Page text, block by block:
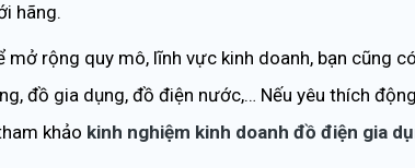
hãng.
rộng quy mô, lĩnh vực kinh doanh, bạn cũng
đồ gia dụng, đồ điện nước,… Nếu yêu thích
khảo kinh nghiệm kinh doanh đồ điện gia